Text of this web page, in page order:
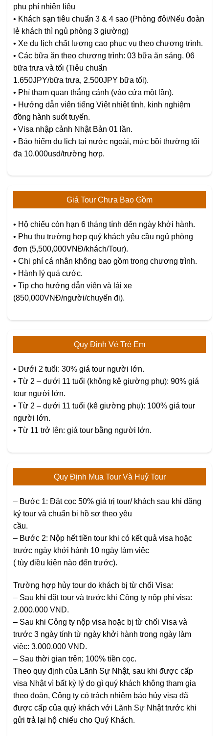
phụ phí nhiên liệu
• Khách sạn tiêu chuẩn 3 & 4 sao (Phòng đôi/Nếu đoàn
lẻ khách thì ngủ phòng 3 giường)
• Xe du lịch chất lượng cao phục vụ theo chương trình.
• Các bữa ăn theo chương trình: 03 bữa ăn sáng, 06
bữa trưa và tối (Tiêu chuẩn
1.650JPY/bữa trưa, 2.500JPY bữa tối).
• Phí tham quan thắng cảnh (vào cửa một lần).
• Hướng dẫn viên tiếng Việt nhiệt tình, kinh nghiệm
đồng hành suốt tuyến.
• Visa nhập cảnh Nhật Bản 01 lần.
• Bảo hiểm du lịch tại nước ngoài, mức bồi thường tối
đa 10.000usd/trường hợp.
Giá Tour Chưa Bao Gồm
• Hộ chiếu còn hạn 6 tháng tính đến ngày khởi hành.
• Phụ thu trường hợp quý khách yêu cầu ngủ phòng
đơn (5,500,000VNĐ/khách/Tour).
• Chi phí cá nhân không bao gồm trong chương trình.
• Hành lý quá cước.
• Tip cho hướng dẫn viên và lái xe
(850,000VNĐ/người/chuyến đi).
Quy Định Vé Trẻ Em
• Dưới 2 tuổi: 30% giá tour người lớn.
• Từ 2 – dưới 11 tuổi (không kê giường phụ): 90% giá
tour người lớn.
• Từ 2 – dưới 11 tuổi (kê giường phụ): 100% giá tour
người lớn.
• Từ 11 trở lên: giá tour bằng người lớn.
Quy Định Mua Tour Và Huỷ Tour
– Bước 1: Đặt cọc 50% giá trị tour/ khách sau khi đăng
ký tour và chuẩn bị hồ sơ theo yêu
cầu.
– Bước 2: Nộp hết tiền tour khi có kết quả visa hoặc
trước ngày khởi hành 10 ngày làm việc
( tùy điều kiện nào đến trước).
Trường hợp hủy tour do khách bị từ chối Visa:
– Sau khi đặt tour và trước khi Công ty nộp phí visa:
2.000.000 VND.
– Sau khi Công ty nộp visa hoặc bị từ chối Visa và
trước 3 ngày tính từ ngày khởi hành trong ngày làm
việc: 3.000.000 VND.
– Sau thời gian trên; 100% tiền cọc.
Theo quy định của Lãnh Sự Nhật, sau khi được cấp
visa Nhật vì bất kỳ lý do gì quý khách không tham gia
theo đoàn, Công ty có trách nhiệm báo hủy visa đã
được cấp của quý khách với Lãnh Sự Nhật trước khi
gửi trả lại hộ chiếu cho Quý Khách.